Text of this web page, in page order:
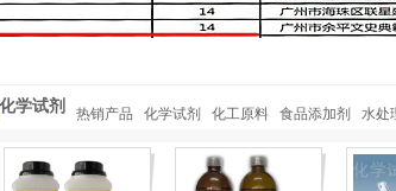
化学试剂 热销产品 化学试剂 化工原料 食品添加剂 水处